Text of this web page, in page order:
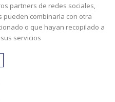
Alcorcón
partners de redes sociales,
pueden combinarla con otra
o que hayan recopilado a
servicios